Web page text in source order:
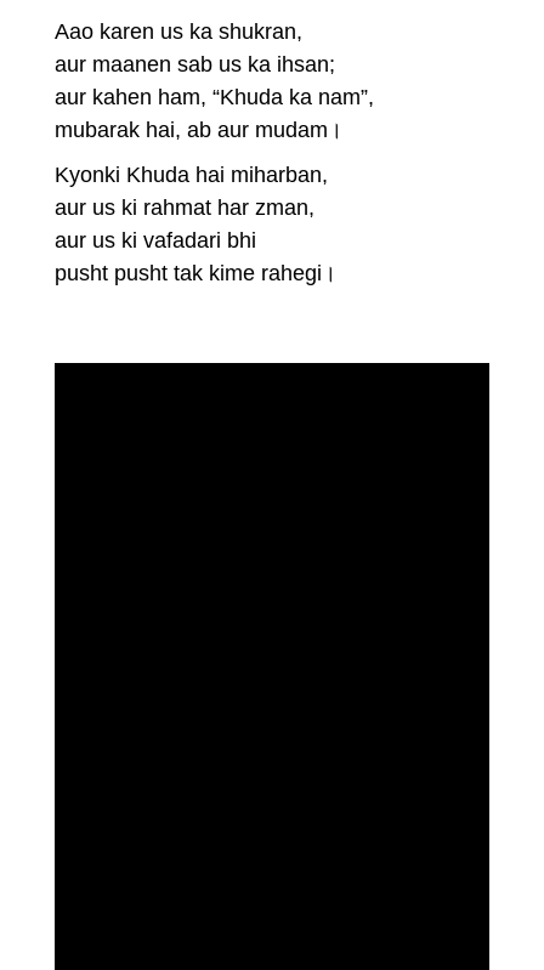
Aao karen us ka shukran,
aur maanen sab us ka ihsan;
aur kahen ham, “Khuda ka nam”,
mubarak hai, ab aur mudam।
Kyonki Khuda hai miharban,
aur us ki rahmat har zman,
aur us ki vafadari bhi
pusht pusht tak kime rahegi।